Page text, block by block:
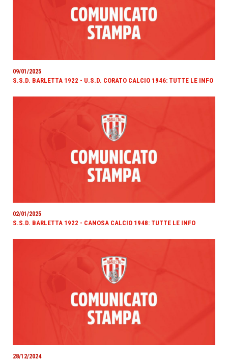
09/01/2025
S.S.D. BARLETTA 1922 - U.S.D. CORATO CALCIO 1946: TUTTE LE INFO
02/01/2025
S.S.D. BARLETTA 1922 - CANOSA CALCIO 1948: TUTTE LE INFO
28/12/2024